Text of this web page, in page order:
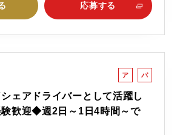
応募する
ア
バ
イ
パ
ェアドライバーとして活躍し
験歓迎◆週2日～1日4時間～で